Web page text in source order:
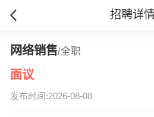
招聘详
网络销售/全职
面议
发布时间:2026-08-08